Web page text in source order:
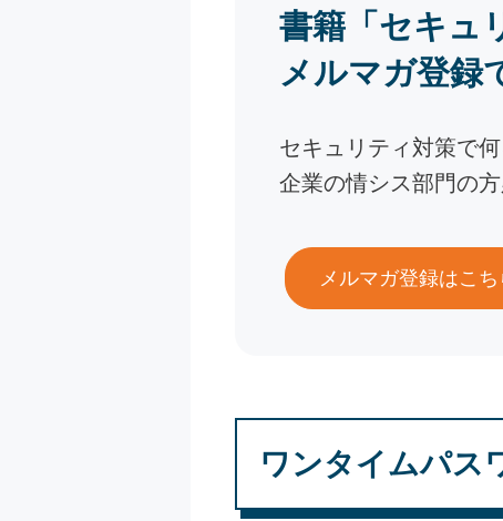
書籍「セキュ
メルマガ登録
セキュリティ対策で
企業の情シス部門の方
メルマガ登録はこち
ワンタイムパス